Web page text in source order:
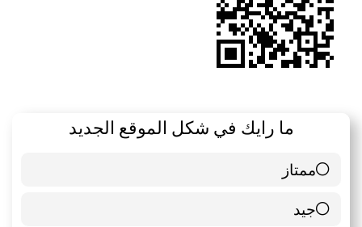
ما رايك في شكل الموقع الجديد
ممتاز
6 ( 85.71 % )
جيد
0 ( 0 % )